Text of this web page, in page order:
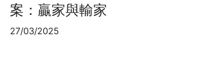
案：贏家與輸家
27/03/2025